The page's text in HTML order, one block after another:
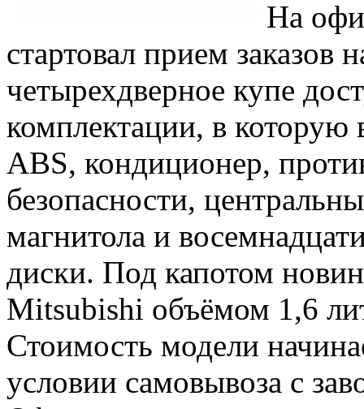
На
стартовал прием
четырехдверное купе
комплектации, в которую
ABS, кондиционер,
безопасности,
магнитола и
диски. Под капотом
Mitsubishi объёмом 1,6
Стоимость модели
условии самовывоза с